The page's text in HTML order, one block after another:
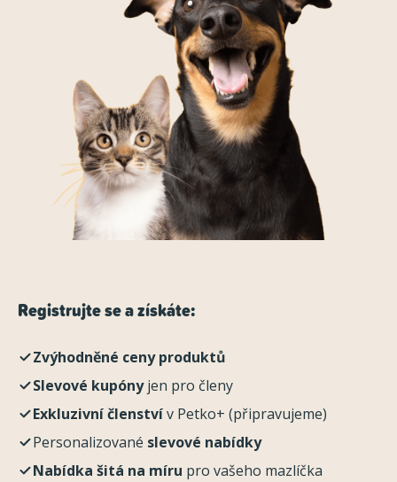
Registrujte se a získáte:
Zvýhodněné ceny produktů
Slevové kupónyjen pro členy
Exkluzivní členstvív Petko+ (připravujeme)
Personalizované slevové nabídky
Nabídka šitá na míru pro vašeho mazlíčka